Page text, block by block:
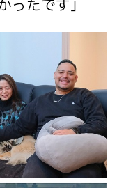
ったです」